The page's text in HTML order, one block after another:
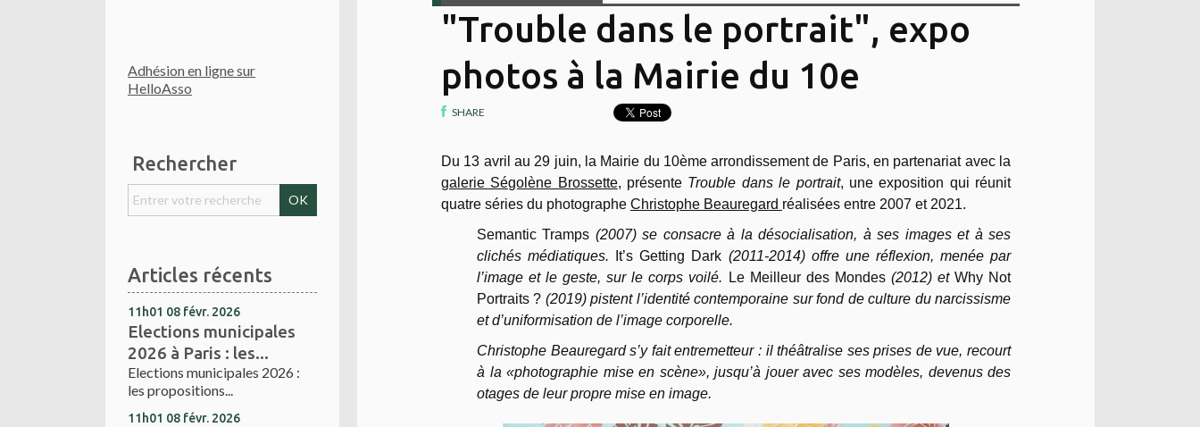
Adhésion en ligne sur
HelloAsso
Rechercher
Articles récents
11h01 08 févr. 2026
Elections municipales
2026 à Paris : les...
Elections municipales 2026 :
les propositions...
11h01 08 févr. 2026
"Trouble dans le portrait", expo
photos à la Mairie du 10e
SHARE
Du 13 avril au 29 juin, l a Mairie du 10ème arrondissement de Paris, en partenariat avec la
galerie Ségolène Brossette, présente Trouble dans le portrait, une exposition qui réunit
quatre séries du photographe Christophe Beauregard réalisées entre 2007 et 2021.
Semantic Tramps (2007) se consacre à la désocialisation, à ses images et à ses
clichés médiatiques.
It’s Getting Dark (2011-2014) offre une réflexion, menée par
l’image et le geste, sur le corps voilé.
Le Meilleur des Mondes(2012) et Why Not
Portraits ? (2019) pistent l’identité contemporaine sur fond de culture du narcissisme
et d’uniformisation de l’image corporelle.
Christophe Beauregard s’y fait entremetteur : il théâtralise ses prises de vue, recourt
à la «photographie mise en scène», jusqu’à jouer avec ses modèles, devenus des
otages de leur propre mise en image.